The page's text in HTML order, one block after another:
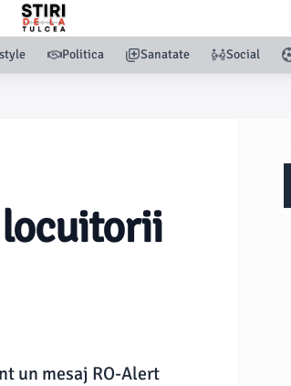
Politica Sanatate Social
locuitorii
un mesaj RO-Alert